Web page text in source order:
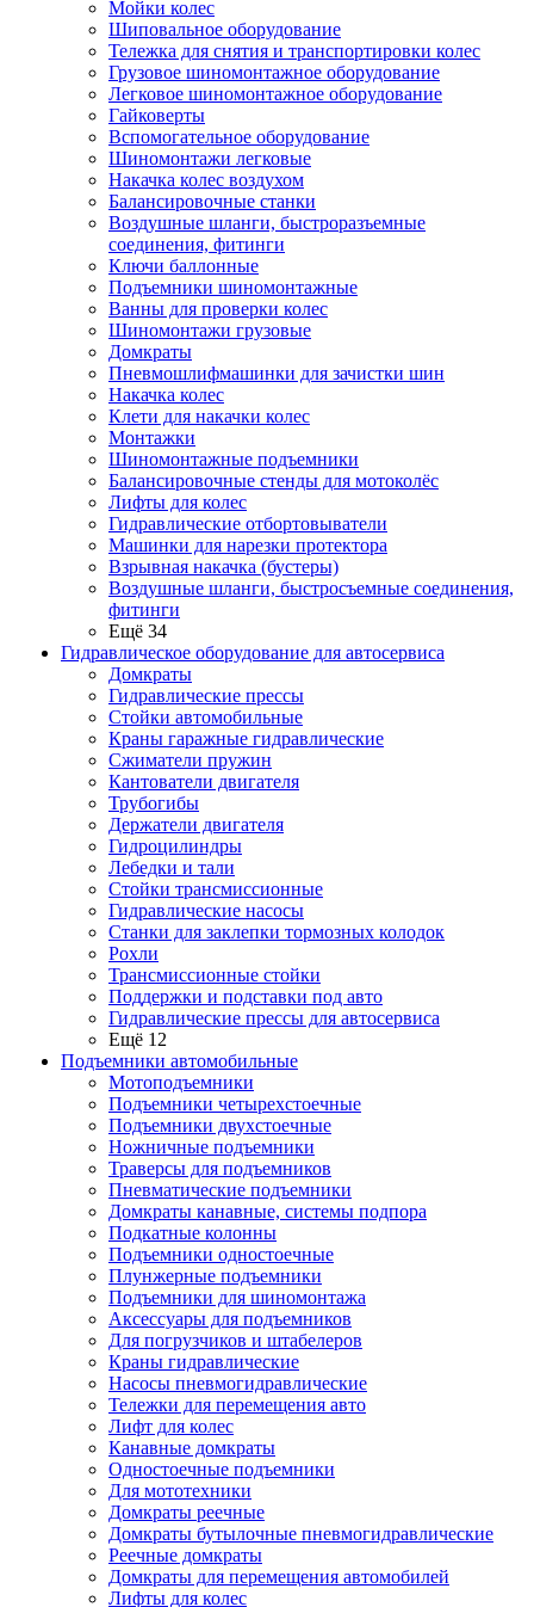
Мойки колес
Шиповальное оборудование
Тележка для снятия и транспортировки колес
Грузовое шиномонтажное оборудование
Легковое шиномонтажное оборудование
Гайковерты
Вспомогательное оборудование
Шиномонтажи легковые
Накачка колес воздухом
Балансировочные станки
Воздушные шланги, быстроразъемные
соединения, фитинги
Ключи баллонные
Подъемники шиномонтажные
Ванны для проверки колес
Шиномонтажи грузовые
Домкраты
Пневмошлифмашинки для зачистки шин
Накачка колес
Клети для накачки колес
Монтажки
Шиномонтажные подъемники
Балансировочные стенды для мотоколёс
Лифты для колес
Гидравлические отбортовыватели
Машинки для нарезки протектора
Взрывная накачка (бустеры)
Воздушные шланги, быстросъемные соединения,
фитинги
Ещё 34
Гидравлическое оборудование для автосервиса
Домкраты
Гидравлические прессы
Стойки автомобильные
Краны гаражные гидравлические
Сжиматели пружин
Кантователи двигателя
Трубогибы
Держатели двигателя
Гидроцилиндры
Лебедки и тали
Стойки трансмиссионные
Гидравлические насосы
Cтанки для заклепки тормозных колодок
Рохли
Трансмиссионные стойки
Поддержки и подставки под авто
Гидравлические прессы для автосервиса
Ещё 12
Подъемники автомобильные
Мотоподъемники
Подъемники четырехстоечные
Подъемники двухстоечные
Ножничные подъемники
Траверсы для подъемников
Пневматические подъемники
Домкраты канавные, системы подпора
Подкатные колонны
Подъемники одностоечные
Плунжерные подъемники
Подъемники для шиномонтажа
Аксессуары для подъемников
Для погрузчиков и штабелеров
Краны гидравлические
Насосы пневмогидравлические
Тележки для перемещения авто
Лифт для колес
Канавные домкраты
Одностоечные подъемники
Для мототехники
Домкраты реечные
Домкраты бутылочные пневмогидравлические
Реечные домкраты
Домкраты для перемещения автомобилей
Лифты для колес